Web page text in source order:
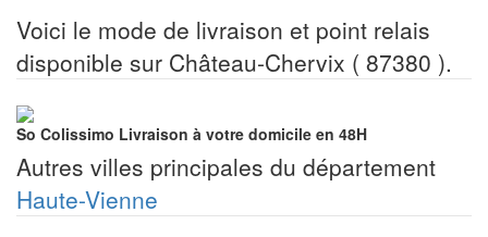
Voici le mode de livraison et point relais
disponible sur Château-Chervix ( 87380 ).
So Colissimo Livraison à votre domicile en 48H
Autres villes principales du département
Haute-Vienne